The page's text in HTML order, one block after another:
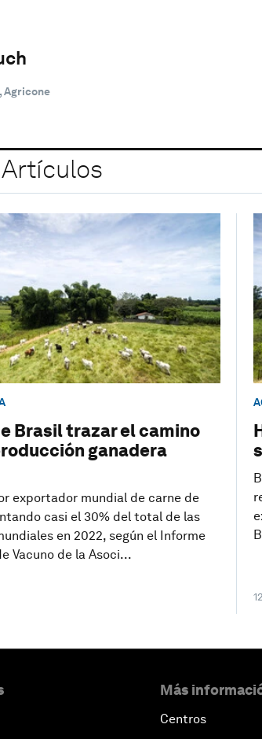
Agricone
Brasil trazar el camino
ganadera
exportador mundial de carne de
casi el 30% del total de las
en 2022, según el Informe
Vacuno de la Asoci...
Más
Centros